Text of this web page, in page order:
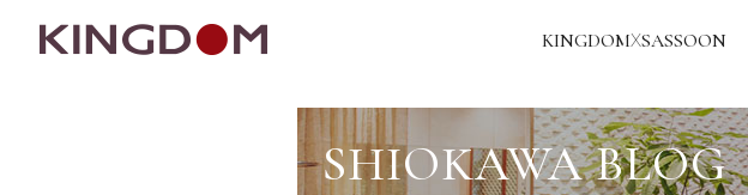
KINGDOMXSASSOON
SHIOKAWA BLOG